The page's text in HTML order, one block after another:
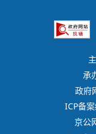
承
政府
ICP备
京公